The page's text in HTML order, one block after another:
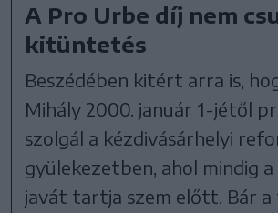
A Pro Urbe díj nem
kitüntetés
Beszédében kitért arra is,
Mihály 2000. január 1-jétől
szolgál a kézdivásárhelyi
gyülekezetben, ahol mindig a
javát tartja szem előtt. Bár a